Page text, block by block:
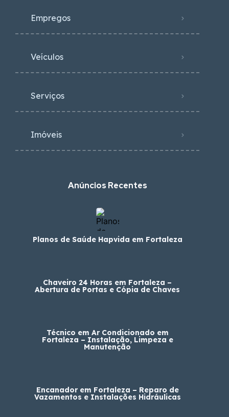
Empregos
Veículos
Serviços
Imóveis
Anúncios Recentes
Planos de Saúde Hapvida em Fortaleza
Chaveiro 24 Horas em Fortaleza –
Abertura de Portas e Cópia de Chaves
Técnico em Ar Condicionado em
Fortaleza – Instalação, Limpeza e
Manutenção
Encanador em Fortaleza – Reparo de
Vazamentos e Instalações Hidráulicas